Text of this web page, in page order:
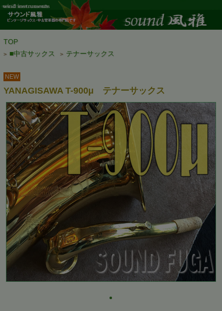
TOP
> ■中古サックス > テナーサックス
NEW
YANAGISAWA T-900μ テナーサックス